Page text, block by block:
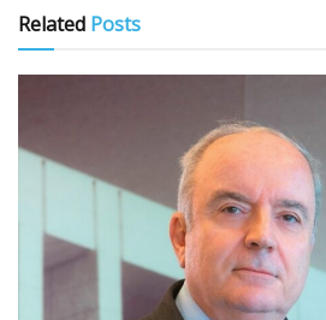
Related Posts